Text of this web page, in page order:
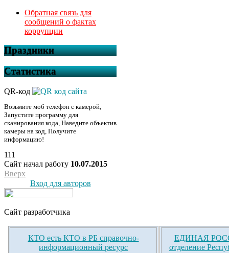
Обратная связь для
сообщений о фактах
коррупции
Праздники
Статистика
QR-код
Возьмите моб телефон с камерой,
Запустите программу для
сканирования кода, Наведите объектив
камеры на код, Получите
информацию!
111
Сайт начал работу 10.07.2015
Вверх
Вход для авторов
Сайт разработчика
КТО есть КТО в РБ справочно-
информационный ресурс
ЕДИНАЯ
отделение